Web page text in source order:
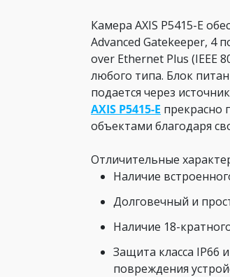
Камера AXIS P5415-E
Advanced Gatekeeper, 4
over Ethernet Plus (IEEE
любого типа. Блок
подается через
AXIS P5415-E прекрасно
объектами благодаря
Отличительные
Наличие
Долговечный и
Наличие 18-
Защита класса IP66
повреждения